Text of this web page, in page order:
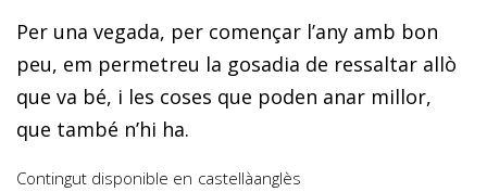
Per una vegada, per començar l’any amb bon
peu, em permetreu la gosadia de ressaltar allò
que va bé, i les coses que poden anar millor,
que també n’hi ha.
Contingut disponible en castellàanglès